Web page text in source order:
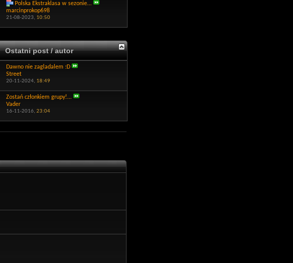
Polska Ekstraklasa w sezonie...
marcinprokop698
21-08-2023, 10:50
Ostatni post / autor
Dawno nie zagladalem :D
Street
20-11-2024, 18:49
Zostań członkiem grupy!...
Vader
16-11-2016, 23:04